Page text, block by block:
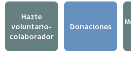
Hazte
voluntario-
colaborador
Donaciones